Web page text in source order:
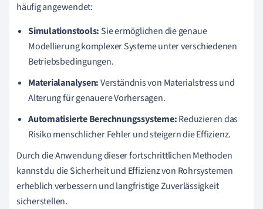
häufig angewendet:
Simulationstools: Sie ermöglichen die genaue
Modellierung komplexer Systeme unter verschiedenen
Betriebsbedingungen.
Materialanalysen:Verständnis von Materialstress und
Alterung für genauere Vorhersagen.
Automatisierte Berechnungssysteme:Reduzieren das
Risiko menschlicher Fehler und steigern die Effizienz.
Durch die Anwendung dieser fortschrittlichen Methoden
kannst du die Sicherheit und Effizienz von Rohrsystemen
erheblich verbessern und langfristige Zuverlässigkeit
sicherstellen.